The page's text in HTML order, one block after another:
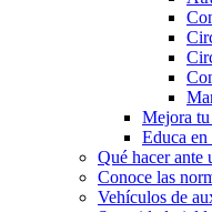
Mejora
Educa
Qué hacer ante
Conoce las
Vehículos de